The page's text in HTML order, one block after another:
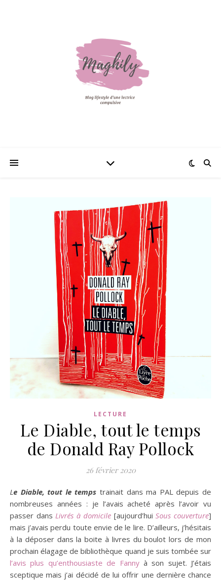
LECTURE
Le Diable, tout le temps
de Donald Ray Pollock
26 février 2020
Le Diable, tout le temps trainait dans ma PAL depuis de
nombreuses années : je l’avais acheté après l’avoir vu
passer dansLivrés à domicile[aujourd’huiSous couverture]
mais j’avais perdu toute envie de le lire. D’ailleurs, j’hésitais
à la déposer dans la boite à livres du boulot lors de mon
prochain élagage de bibliothèque quand je suis tombée sur
l’avis plus qu’enthousiaste de Fannyà son sujet. J’étais
sceptique mais j’ai décidé de lui offrir une dernière chance